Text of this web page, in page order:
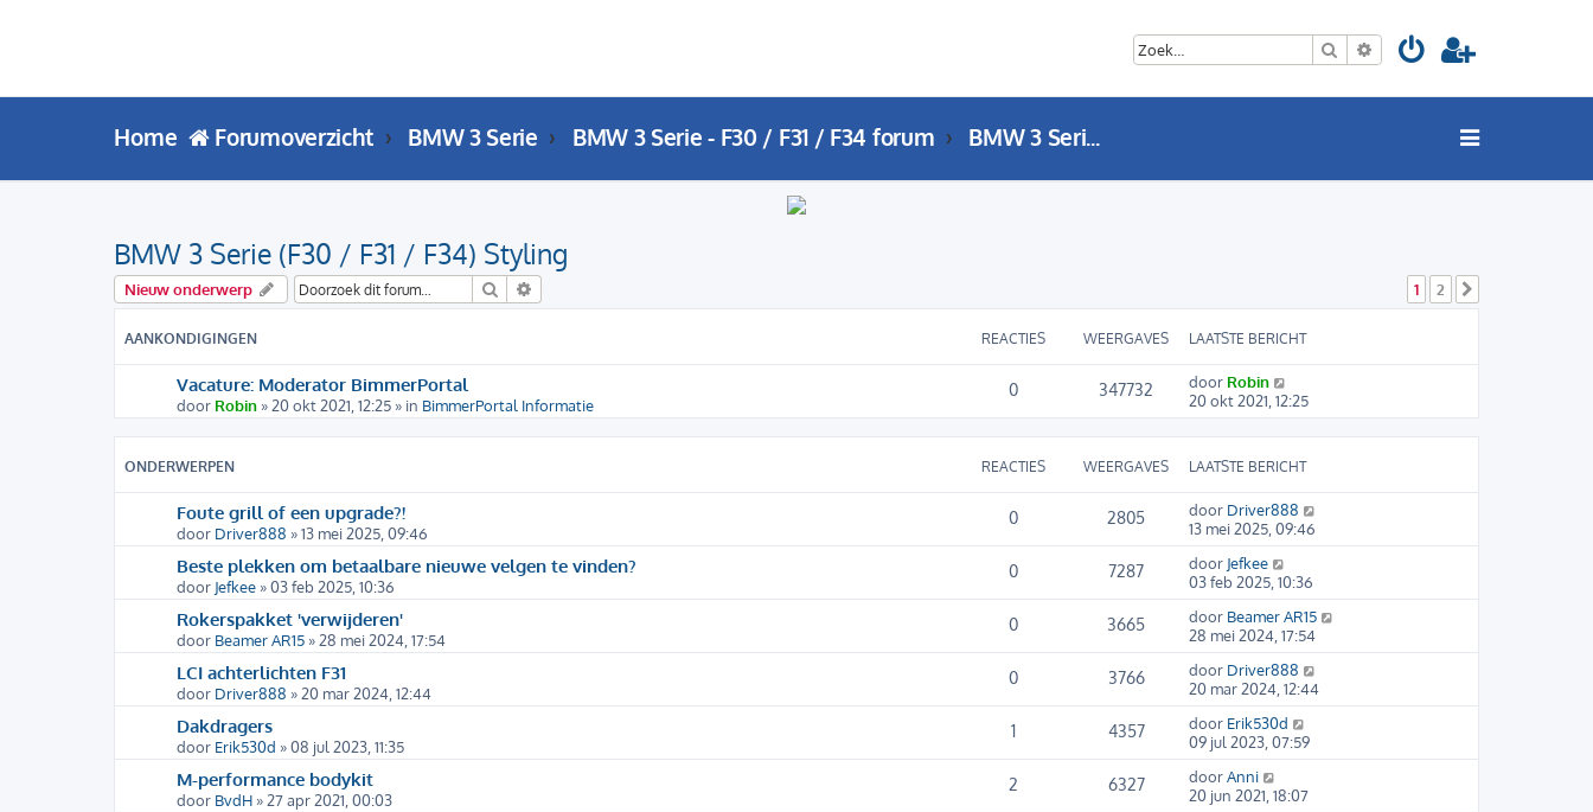
Zoek Uitgebreid zoeken
Home Forumoverzicht BMW 3 Serie BMW 3 Serie - F30 / F31 / F34 forum BMW 3 Serie (F30 / F31 / F34) Styling
BMW 3 Serie (F30 / F31 / F34) Styling
Nieuw onderwerp Zoek 1 2
AANKONDIGINGEN REACTIES WEERGAVES LAATSTE BERICHT
Vacature: Moderator BimmerPortal
door Robin » 20 okt 2021, 12:25 » in BimmerPortal Informatie
0 347732 door Robin
20 okt 2021, 12:25
ONDERWERPEN REACTIES WEERGAVES LAATSTE BERICHT
Foute grill of een upgrade?!
door Driver888 » 13 mei 2025, 09:46
0 2805 door Driver888
13 mei 2025, 09:46
Beste plekken om betaalbare nieuwe velgen te vinden?
door Jefkee » 03 feb 2025, 10:36
0 7287 door Jefkee
03 feb 2025, 10:36
Rokerspakket 'verwijderen'
door Beamer AR15 » 28 mei 2024, 17:54
0 3665 door Beamer AR15
28 mei 2024, 17:54
LCI achterlichten F31
door Driver888 » 20 mar 2024, 12:44
0 3766 door Driver888
20 mar 2024, 12:44
Dakdragers
door Erik530d » 08 jul 2023, 11:35
1 4357 door Erik530d
09 jul 2023, 07:59
M-performance bodykit
door BvdH » 27 apr 2021, 00:03
2 6327 doorAnni
20 jun 2021, 18:07